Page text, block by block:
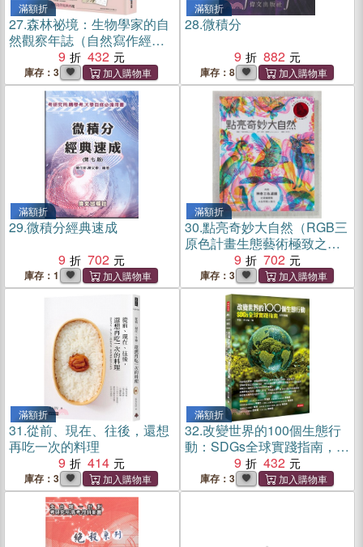
滿額折
27.森林祕境：生物學家的自
然觀察年誌（自然寫作經
典，長銷慶功版，隨書附贈
限量精美2026年曆小卡）
9 432
庫存：3
滿額折
28.微積分
9
882
庫存：8
滿額折
29.微積分經典速成
9
702
庫存：1
滿額折
30.點亮奇妙大自然（RGB三
原色計畫生態藝術極致之
作，隨書附贈紅綠藍三色濾
鏡，充滿野性美與視覺震
撼）
9 702
庫存：3
滿額折
31.從前、現在、往後，還想
再吃一次的料理
9
414
庫存：3
滿額折
32.改變世界的100個生態行
動：SDGs全球實踐指南，生
9 432
庫存：3